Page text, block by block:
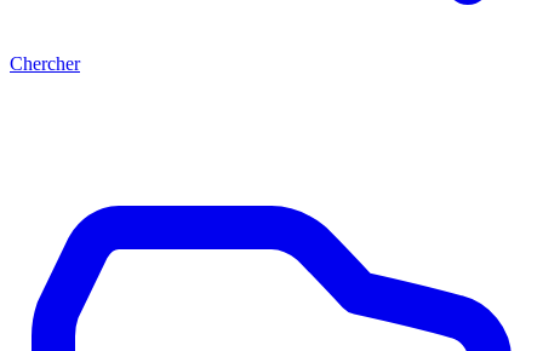
Chercher